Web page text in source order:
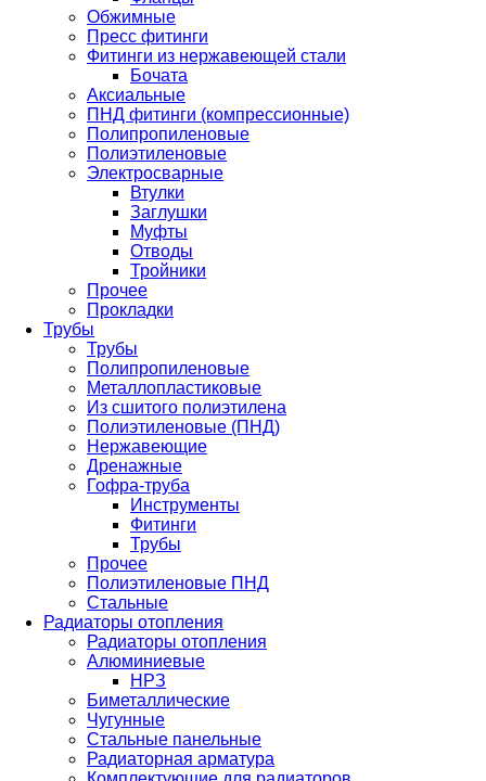
Обжимные
Пресс фитинги
Фитинги из нержавеющей стали
Бочата
Аксиальные
ПНД фитинги (компрессионные)
Полипропиленовые
Полиэтиленовые
Электросварные
Втулки
Заглушки
Муфты
Отводы
Тройники
Прочее
Прокладки
Трубы
Трубы
Полипропиленовые
Металлопластиковые
Из сшитого полиэтилена
Полиэтиленовые (ПНД)
Нержавеющие
Дренажные
Гофра-труба
Инструменты
Фитинги
Трубы
Прочее
Полиэтиленовые ПНД
Стальные
Радиаторы отопления
Радиаторы отопления
Алюминиевые
НРЗ
Биметаллические
Чугунные
Стальные панельные
Радиаторная арматура